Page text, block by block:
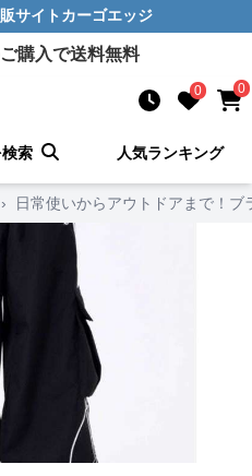
サイト カーゴエッジ
購入で送料無料
0 0
索 人気ランキング
› 日常使いからアウトドアまで！